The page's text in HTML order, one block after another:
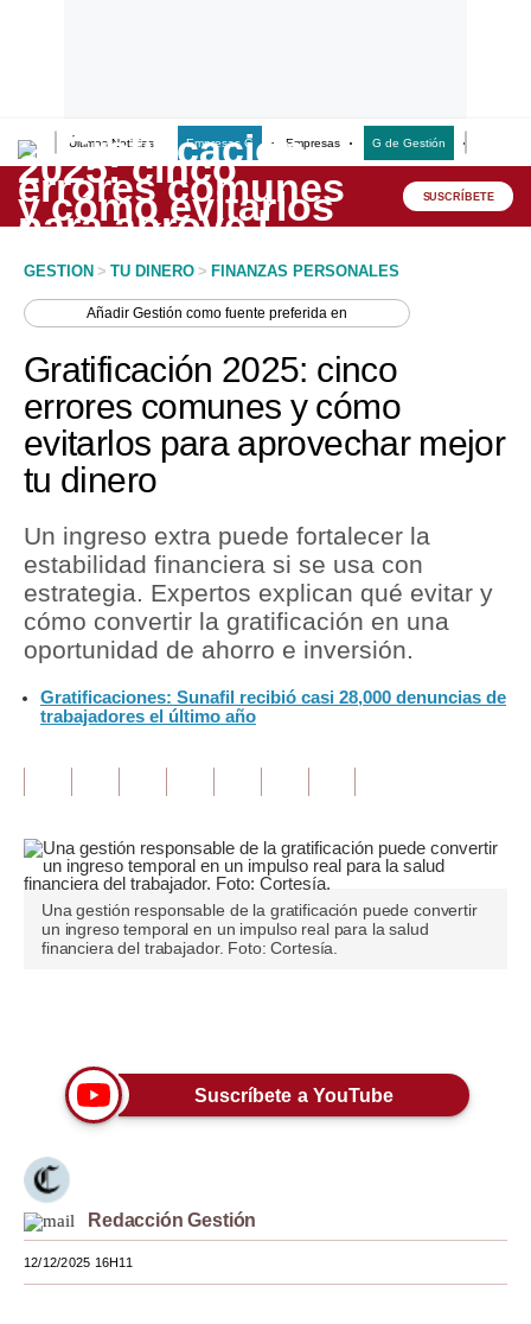
Últimas Noticias Empresas G Empresas G de Gestión
Lo último
Peru Quiosco
Economía
Mercados
Perú
Política
Tu Dinero
Finanzas Personales
Plus G
Opinión
Pregunta de hoy
Blogs
Tendencias
Moda
Mundo
EEUU
México
SUSCRÍBETE
GESTION > TU DINERO > FINANZAS PERSONALES
AñadirGestión como fuente preferida en
Gratificación 2025: cinco
errores comunes y cómo
evitarlos para aprovechar mejor
tu dinero
Un ingreso extra puede fortalecer la
estabilidad financiera si se usa con
estrategia. Expertos explican qué evitar y
cómo convertir la gratificación en una
oportunidad de ahorro e inversión.
Gratificaciones: Sunafil recibió casi 28,000 denuncias de
trabajadores el último año
Una gestión responsable de la gratificación puede convertir
un ingreso temporal en un impulso real para la salud
financiera del trabajador. Foto: Cortesía.
Suscríbete a YouTube
Redacción Gestión
12/12/2025 16H11